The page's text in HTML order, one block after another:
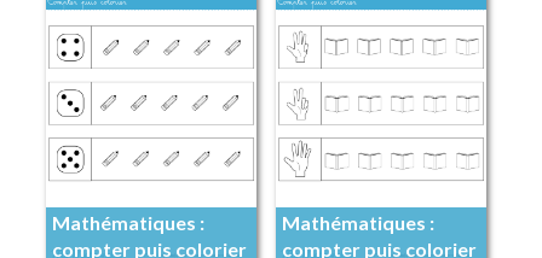
Mathématiques :
compter puis colorier
Mathématiques :
compter puis colorier